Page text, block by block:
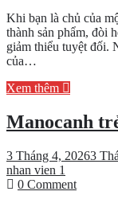
TREO
ÁO
QUẦN
SHOP
Khi bạn là chủ của
thành sản phẩm, đòi
giảm thiểu tuyệt đối.
của…
Xem thêm
Manocanh
3 Tháng 4, 20263
nhan vien 1
0 Commenton